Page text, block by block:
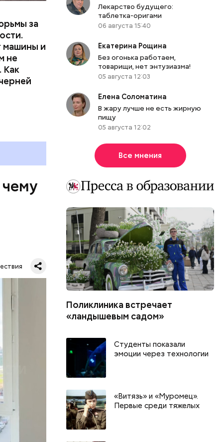
за
машины и
не
Как
в
Лекарство будущего:
таблетка-оригами
06 августа 15:40
Екатерина Рощина
Без огонька работаем,
товарищи, нет энтузиазма!
05 августа 12:03
Елена Соломатина
В жару лучше не есть жирную
пищу
05 августа 12:02
Все мнения
Поликлиника встречает
«ландышевым садом»
Студенты показали
эмоции через технологии
«Витязь» и «Муромец».
Первые среди тяжелых